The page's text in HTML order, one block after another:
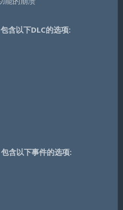
含以下DLC的选项:
含以下事件的选项: